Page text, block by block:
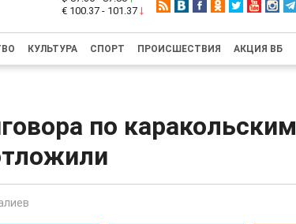
€ 100.37 - 101.37
КУЛЬТУРА СПОРТ ПРОИСШЕСТВИЯ АКЦИЯ ВБ
по каракольским